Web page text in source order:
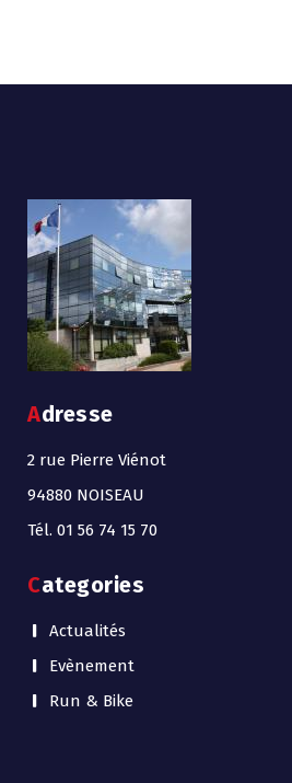
Adresse
2 rue Pierre Viénot
94880 NOISEAU
Tél. 01 56 74 15 70
Categories
Actualités
Evènement
Run & Bike